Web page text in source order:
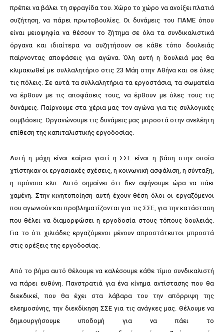
πρέπει να βάλει τη σφραγίδα του. Χώρο το χώρο να ανοίξει πλατιά
συζήτηση, να πάρει πρωτοβουλίες. Οι δυνάμεις του ΠΑΜΕ όπου
είναι μειοψηφία να θέσουν το ζήτημα σε όλα τα συνδικαλιστικά
όργανα και ιδιαίτερα να συζητήσουν σε κάθε τόπο δουλειάς
παίρνοντας αποφάσεις για αγώνα. Όλη αυτή η δουλειά μας θα
κλιμακωθεί με συλλαλητήριο στις 23 Μάη στην Αθήνα και σε όλες
τις πόλεις. Σε αυτά τα συλλαλητήρια τα εργοστάσια, τα σωματεία
να έρθουν με τις αποφάσεις τους, να έρθουν με όλες τους τις
δυνάμεις. Παίρνουμε στα χέρια μας τον αγώνα για τις συλλογικές
συμβάσεις. Οργανώνουμε τις δυνάμεις μας μπροστά στην ανελέητη
επίθεση της καπιταλιστικής εργοδοσίας.
Αυτή η μάχη είναι καίρια γιατί η ΣΣΕ είναι η βάση στην οποία
χτίστηκαν οι εργασιακές σχέσεις, η κοινωνική ασφάλιση, η σύνταξη,
η πρόνοια κλπ. Αυτό σημαίνει ότι δεν αφήνουμε ώρα να πάει
χαμένη. Στην κινητοποίηση αυτή έχουν θέση όλοι οι εργαζόμενοι
που αγωνιούν και προβληματίζονται για τις ΣΣΕ, για την κατάσταση
που θέλει να διαμορφώσει η εργοδοσία στους τόπους δουλειάς.
Για το ότι χιλιάδες εργαζόμενοι μένουν απροστάτευτοι μπροστά
στις ορέξεις της εργοδοσίας.
Από το βήμα αυτό θέλουμε να καλέσουμε κάθε τίμιο συνδικαλιστή
να πάρει ευθύνη. Πανστρατιά για ένα κίνημα αντίστασης που θα
διεκδικεί, που θα έχει στα λάβαρα του την απόρριψη της
ελεημοσύνης, την διεκδίκηση ΣΣΕ για τις ανάγκες μας. Θέλουμε να
δημιουργήσουμε υποδομή για να πάει το